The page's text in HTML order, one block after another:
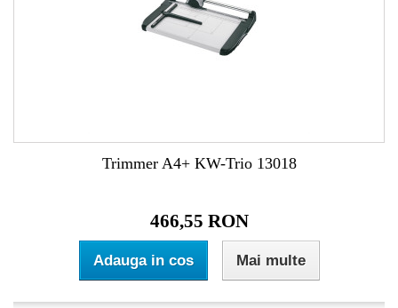
Trimmer A4+ KW-Trio 13018
466,55 RON
Adauga in cos Mai multe